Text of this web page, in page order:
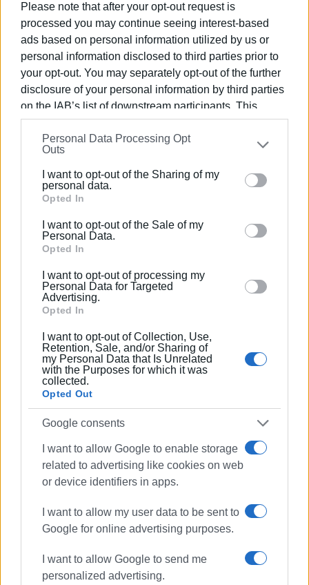
Please note that after your opt-out request is
processed you may continue seeing interest-based
ads based on personal information utilized by us or
personal information disclosed to third parties prior to
your opt-out. You may separately opt-out of the further
disclosure of your personal information by third parties
on the IAB’s list of downstream participants. This
information may also be disclosed by us to third parties
on theIAB’s List of Downstream Participants
that may
further disclose it to other third parties.
Please note that this website/app uses one or more
Google services and may gather and store information
behaviour. You may click to grant or deny consent to
Google and its third-party tags to use your data for
section.
Personal Data Processing Opt
Outs
I want to opt-out of the Sharing of my
personal data.
Opted In
I want to opt-out of the Sale of my
Personal Data.
Opted In
I want to opt-out of processing my
Personal Data for Targeted
Advertising.
Opted In
I want to opt-out of Collection, Use,
Retention, Sale, and/or Sharing of
my Personal Data that Is Unrelated
with the Purposes for which it was
collected.
Opted Out
Google consents
I want to allow Google to enable storage
related to advertising like cookies on web
or device identifiers in apps.
I want to allow my user data to be sent to
Google for online advertising purposes.
I want to allow Google to send me
personalized advertising.
την Έπαρχο Ιθάκης.
Στόχος της Περιφερειακής μας αρχής είναι η
θεμελίωση μιας νέας εποχής για τα Ιόνια νησιά και τους
συμπολίτες μας, με βασικούς άξονες την ανάπτυξη, τον
εκσυγχρονισμό των υποδομών, την ανταγωνιστικότητα
σε όλους τους τομείς, την ανάδειξη της πολιτιστικής
μας ταυτότητας που είναι μια περιφέρεια με ανθρώπινο
πρόσωπο.
Χτίζουμε μια διοικητική μηχανή, με δομικά στοιχεία τις
αρχές και τις αξίες που μας διέπουν, και που τη
στελεχώνουν άνθρωποι αποφασισμένοι να φέρουν εις
πέρας την αποστολή τους.
Θέλω να ευχαριστήσω τους συνεργάτες μου για την
καλή επιτυχία στο δύσκολο έργο που αναλαμβάνουν και
είμαι βέβαιος ότι το τελικό αποτέλεσμα θα τους
δικαιώσει, γιατί διαθέτουν τη θέληση να εργαστούν για
την επιτυχία των στόχων μας.»
ΦΩΤΟ@ΕΝΗΜΕΡΩΣΗ
Εμφανίσεις: 132
Ακολουθήστε το enimerosi στοFacebook
Συνδρομητές στο e-paper